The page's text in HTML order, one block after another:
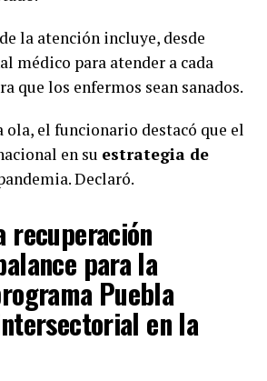
la atención incluye, desde
médico para atender a cada
que los enfermos sean sanados.
ola, el funcionario destacó que el
en su estrategia de
Declaró.
recuperación
para la
Puebla
en la